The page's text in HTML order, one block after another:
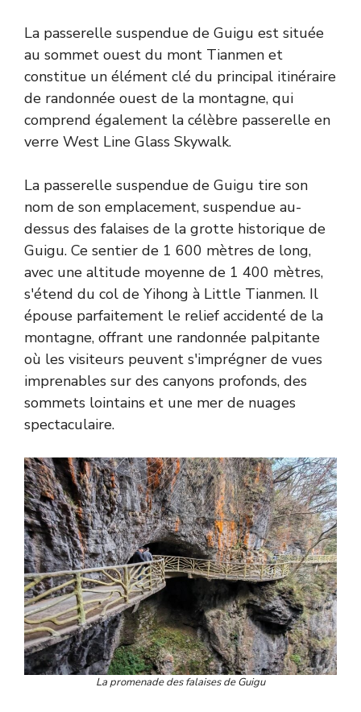
La passerelle suspendue de Guigu est située
au sommet ouest du mont Tianmen et
constitue un élément clé du principal itinéraire
de randonnée ouest de la montagne, qui
comprend également la célèbre passerelle en
verre West Line Glass Skywalk.
La passerelle suspendue de Guigu tire son
nom de son emplacement, suspendue au-
dessus des falaises de la grotte historique de
Guigu. Ce sentier de 1 600 mètres de long,
avec une altitude moyenne de 1 400 mètres,
s'étend du col de Yihong à Little Tianmen. Il
épouse parfaitement le relief accidenté de la
montagne, offrant une randonnée palpitante
où les visiteurs peuvent s'imprégner de vues
imprenables sur des canyons profonds, des
sommets lointains et une mer de nuages
spectaculaire.
La promenade des falaises de Guigu